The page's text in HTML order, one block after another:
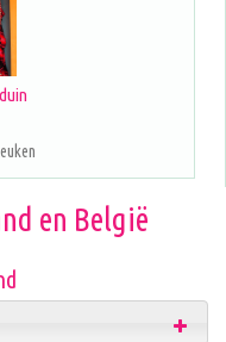
en België